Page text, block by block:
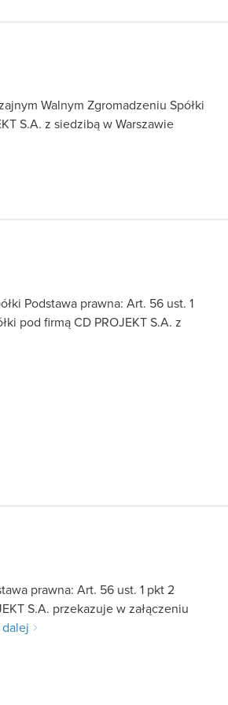
Walnym Zgromadzeniu Spółki
S.A. z siedzibą w Warszawie
Podstawa prawna: Art. 56 ust. 1
pod firmą CD PROJEKT S.A. z
prawna: Art. 56 ust. 1 pkt 2
S.A. przekazuje w załączeniu